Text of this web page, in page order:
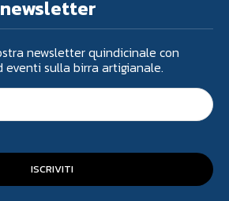
newsletter quindicinale con
sulla birra artigianale.
ISCRIVITI